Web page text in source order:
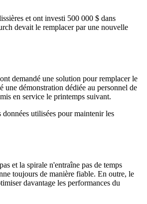
et ont investi 500 000 $ dans
devait le remplacer par une nouvelle
demandé une solution pour remplacer le
une démonstration dédiée au personnel de
en service le printemps suivant.
utilisées pour maintenir les
et la spirale n'entraîne pas de temps
toujours de manière fiable. En outre, le
davantage les performances du